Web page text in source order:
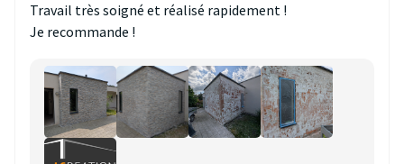
Travail très soigné et réalisé rapidement !
Je recommande !